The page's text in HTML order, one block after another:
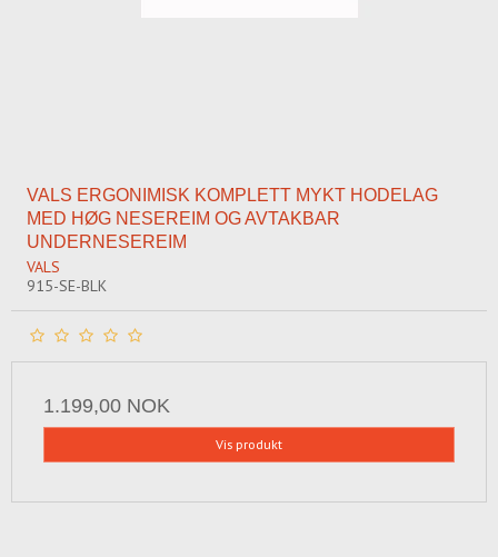
VALS ERGONIMISK KOMPLETT MYKT HODELAG
MED HØG NESEREIM OG AVTAKBAR
UNDERNESEREIM
VALS
915-SE-BLK
1.199,00 NOK
Vis produkt